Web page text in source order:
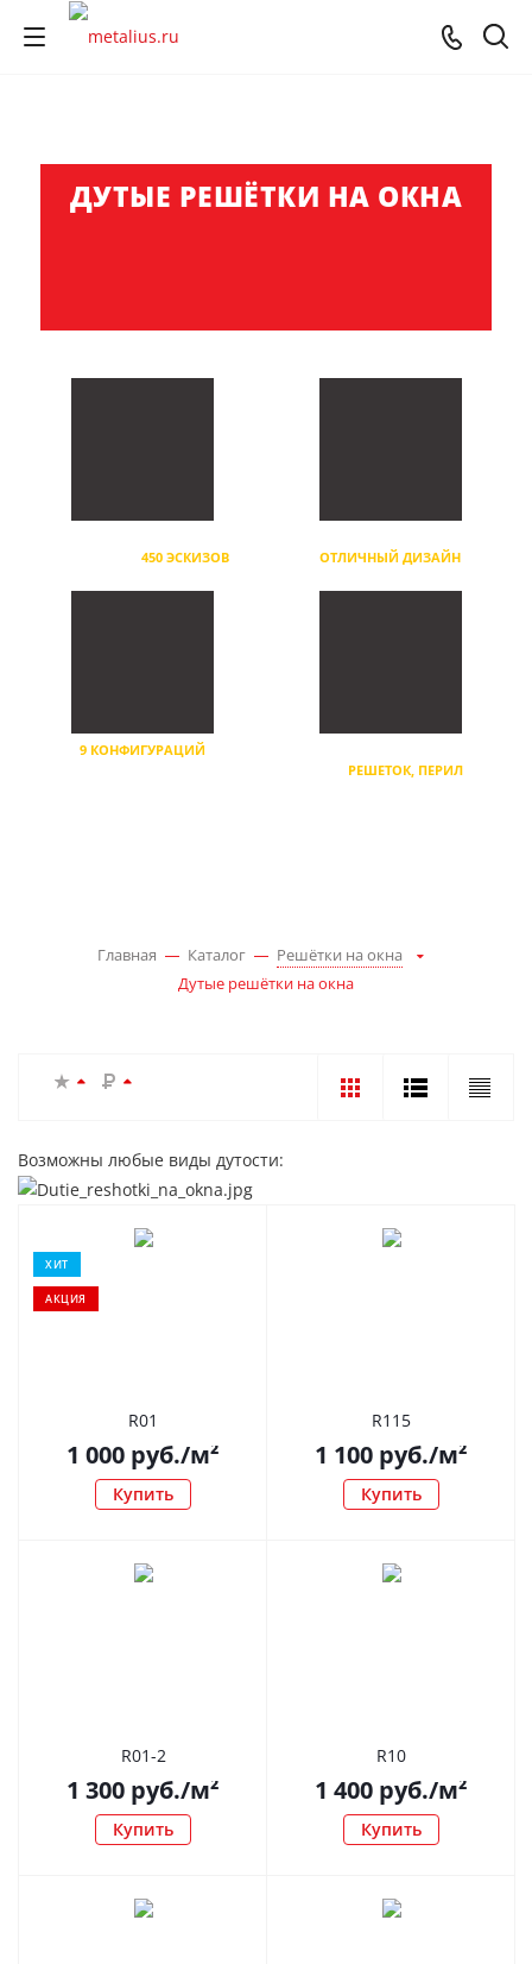
ДУТЫЕ РЕШЁТКИ НА ОКНА
450 ЭСКИЗОВ
ОТЛИЧНЫЙ ДИЗАЙН
9 КОНФИГУРАЦИЙ
РЕШЕТОК, ПЕРИЛ
Главная Каталог
Решётки на окна
Дутые решётки на окна
Возможны любые виды дутости:
ХИТ
АКЦИЯ
R01
1 000 руб./м²
Купить
R115
1 100 руб./м²
Купить
R01-2
1 300 руб./м²
Купить
R10
1 400 руб./м²
Купить